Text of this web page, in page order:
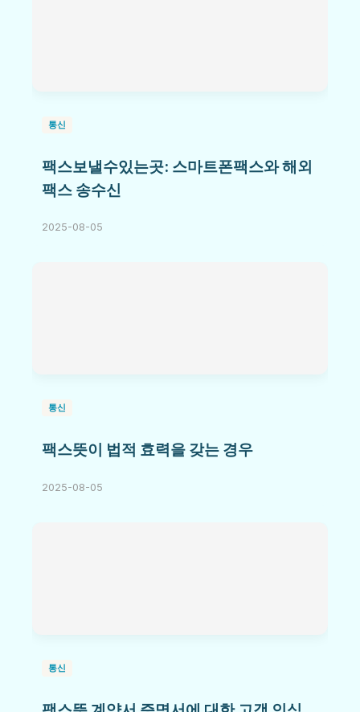
통신
팩스보낼수있는곳: 스마트폰팩스와 해외
팩스 송수신
2025-08-05
통신
팩스뜻이 법적 효력을 갖는 경우
2025-08-05
통신